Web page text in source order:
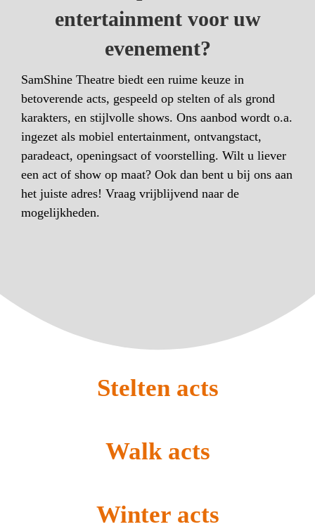
entertainment voor uw
evenement?
SamShine Theatre biedt een ruime keuze in
betoverende acts, gespeeld op stelten of als grond
karakters, en stijlvolle shows. Ons aanbod wordt o.a.
ingezet als mobiel entertainment, ontvangstact,
paradeact, openingsact of voorstelling. Wilt u liever
een act of show op maat? Ook dan bent u bij ons aan
het juiste adres! Vraag vrijblijvend naar de
mogelijkheden.
Stelten acts
Walk acts
Winter acts